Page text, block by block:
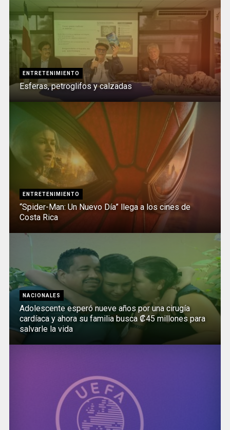
ENTRETENIMIENTO
Esferas, petroglifos y calzadas
ENTRETENIMIENTO
“Spider-Man: Un Nuevo Día” llega a los cines de
Costa Rica
NACIONALES
Adolescente esperó nueve años por una cirugía
cardíaca y ahora su familia busca ₡45 millones para
salvarle la vida